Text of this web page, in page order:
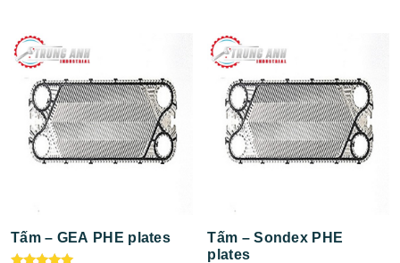
Tấm – GEA PHE plates
Tấm – Sondex PHE
plates